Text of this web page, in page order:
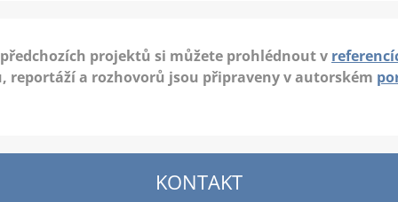
projektů si můžete prohlédnout v
reportáží a rozhovorů jsou připraveny v autorském
KONTAKT